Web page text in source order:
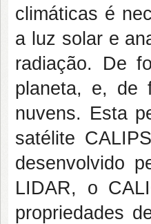
climáticas é
a luz solar e
radiação. De
planeta, e, de
nuvens. Esta
satélite
desenvolvido
LIDAR, o
propriedades